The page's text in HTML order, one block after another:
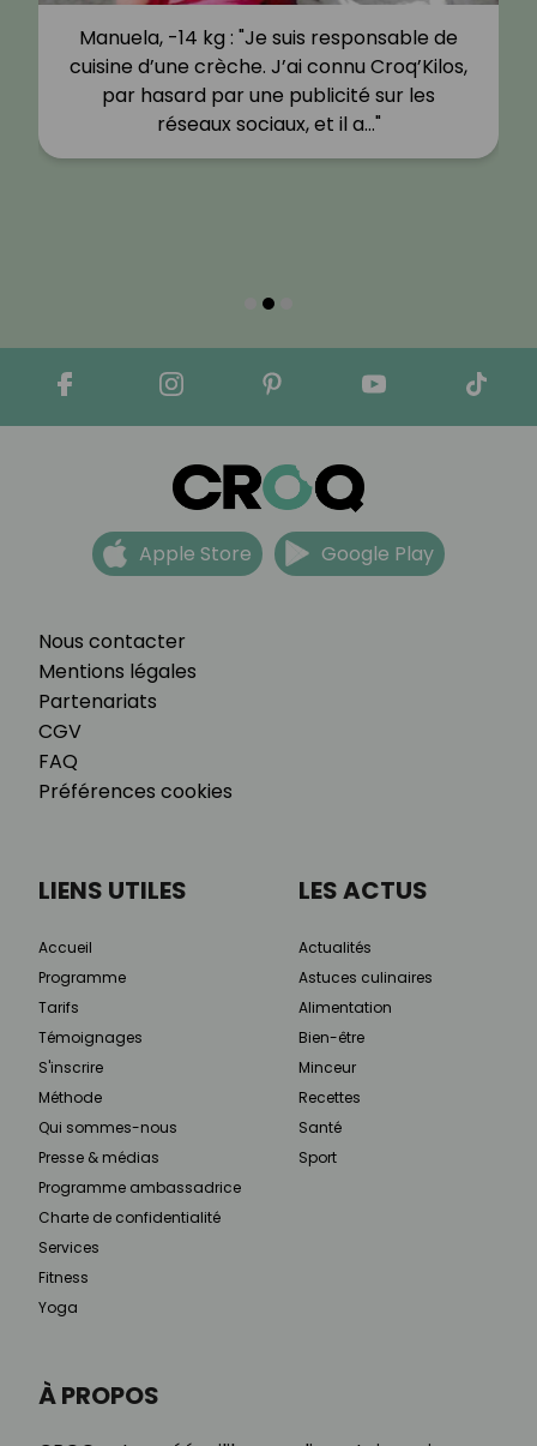
Manuela, -14 kg : "Je suis responsable de
cuisine d’une crèche. J’ai connu Croq’Kilos,
par hasard par une publicité sur les
réseaux sociaux, et il a…"
Nous contacter
Mentions légales
Partenariats
CGV
FAQ
Préférences cookies
Apple Store Google Play
À PROPOS
LIENS UTILES
Accueil
Programme
Tarifs
Témoignages
S'inscrire
Méthode
Qui sommes-nous
Presse & médias
Programme ambassadrice
Charte de confidentialité
Services
Fitness
Yoga
LES ACTUS
Actualités
Astuces culinaires
Alimentation
Bien-être
Minceur
Recettes
Santé
Sport